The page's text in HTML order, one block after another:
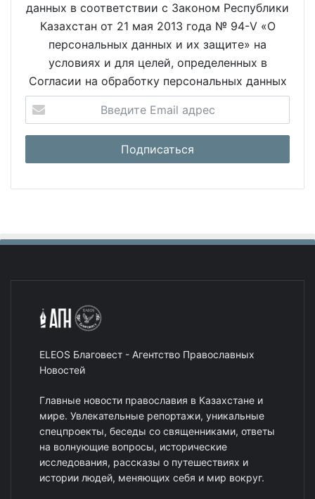
данных в соответствии с Законом Республики
Казахстан от 21 мая 2013 года № 94-V «О
персональных данных и их защите» на
условиях и для целей, определенных в
Согласии на обработку персональных данных
ELEOS Благовест - Агентство Православных
Новостей
Главные новости православия в Казахстане и
мире. Увлекательные репортажи, уникальные
спецпроекты, беседы со священниками, ответы
на волнующие вопросы, исторические
исследования, рассказы о путешествиях и
истории людей, меняющих себя и мир вокруг.